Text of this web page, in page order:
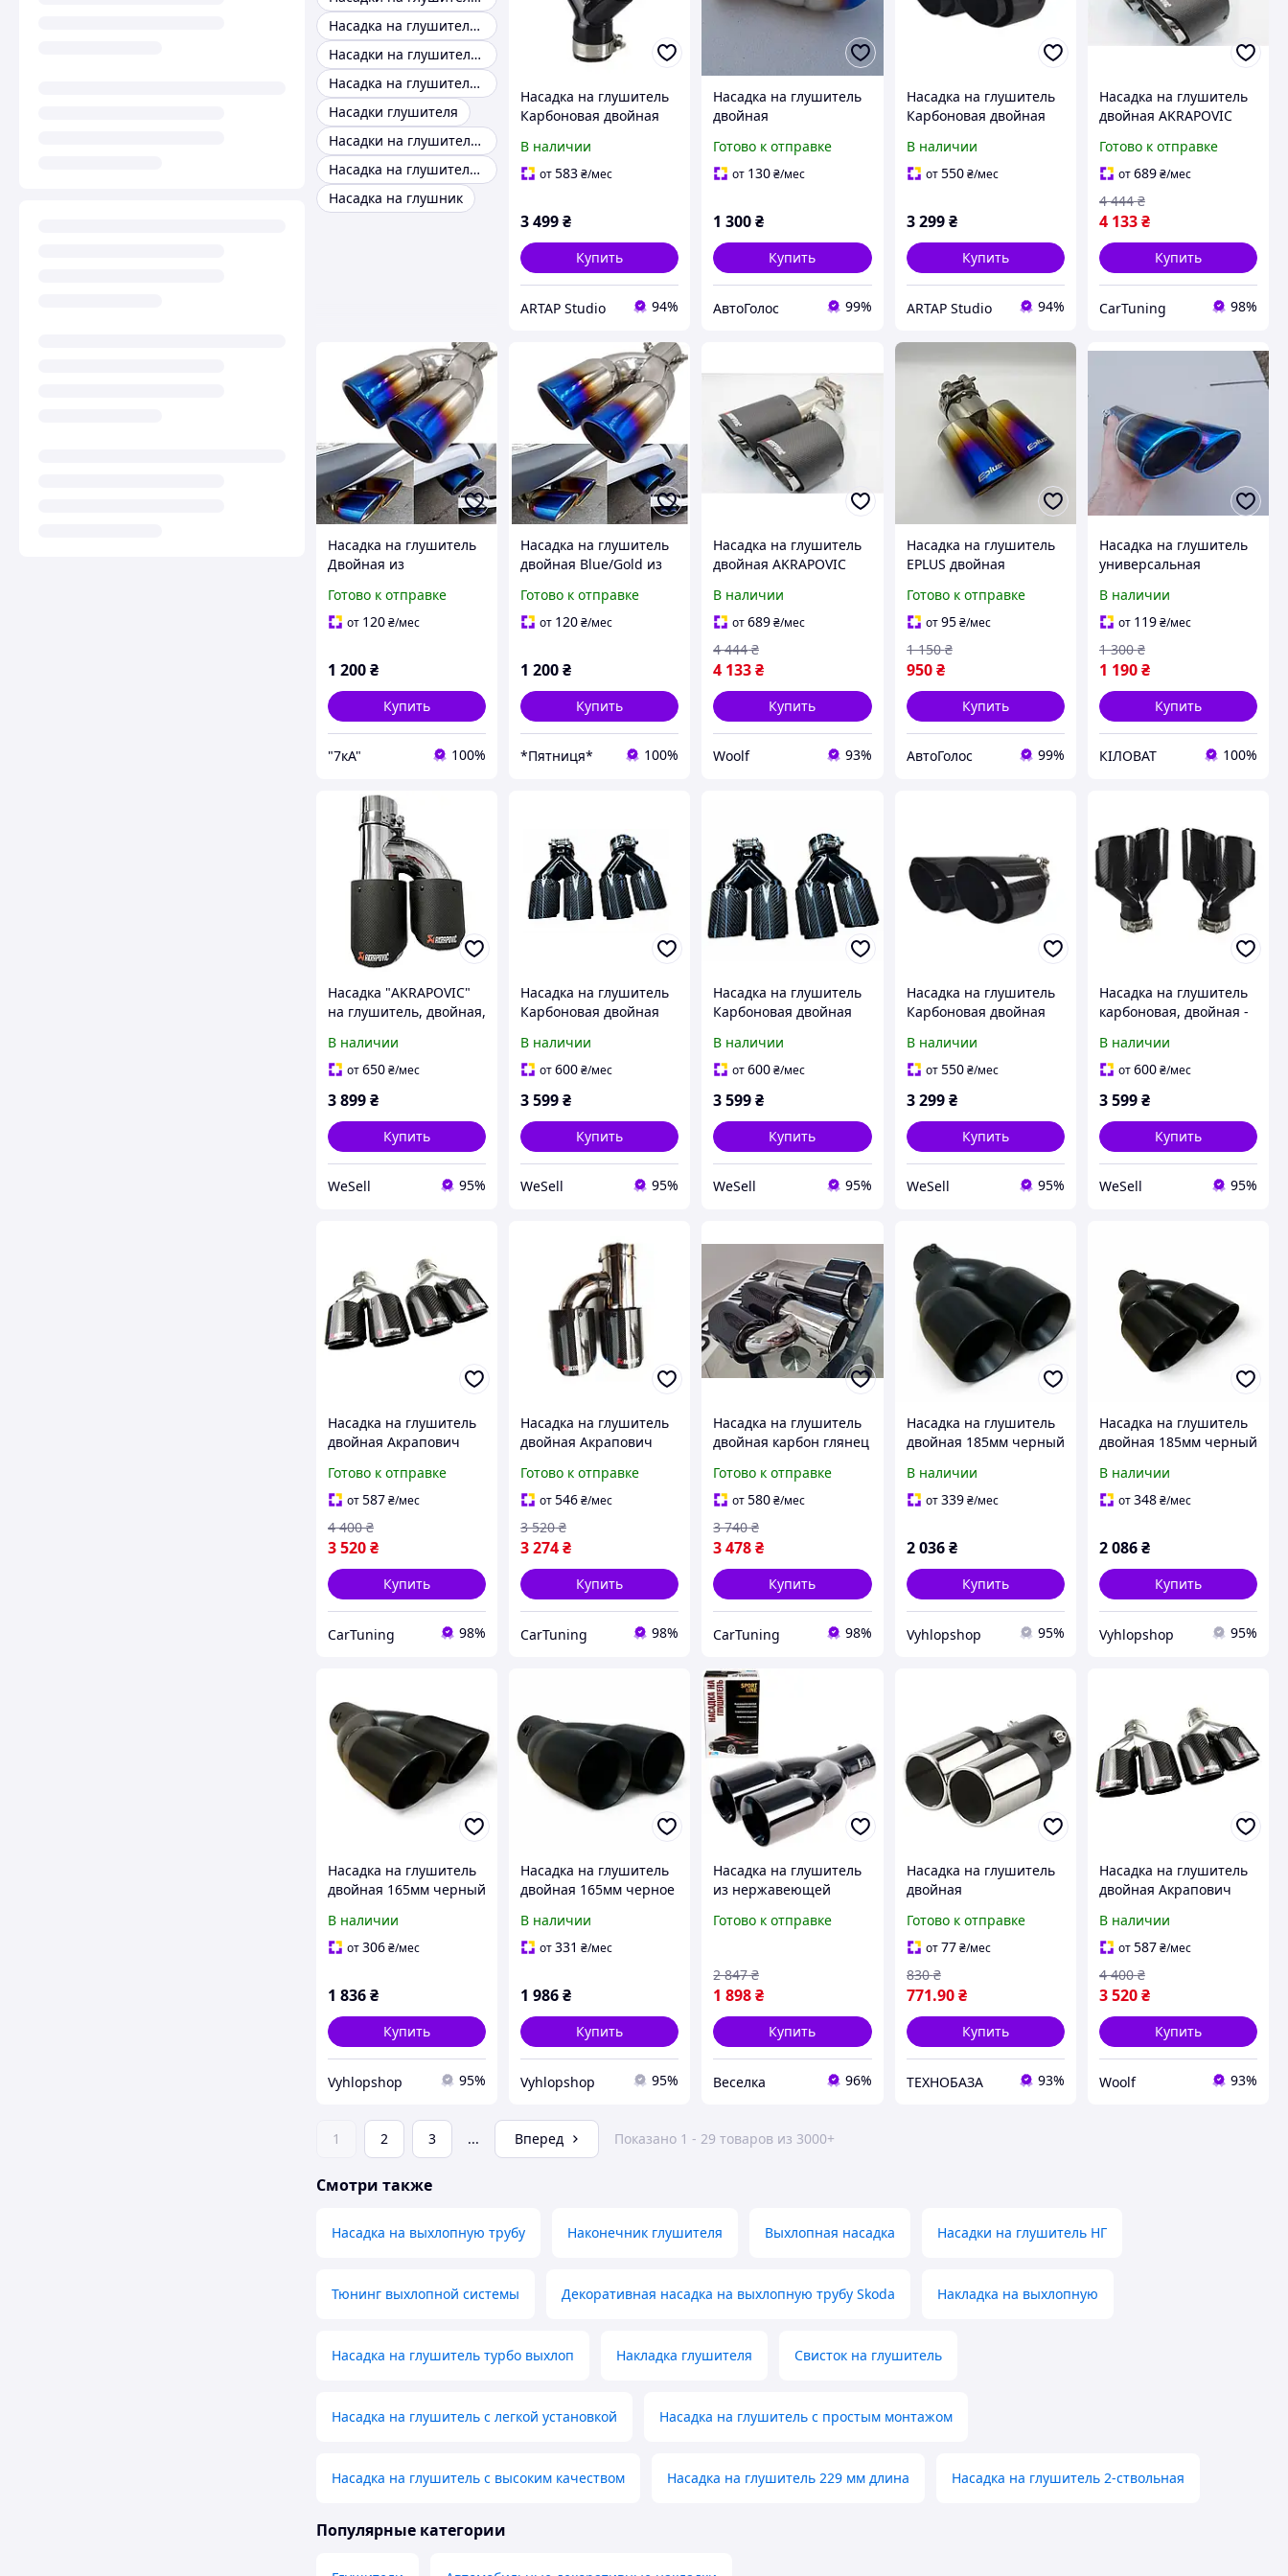
Насадка на глушитель изогнутая
Насадки на глушитель квадратные
Насадка на глушитель с басом
Насадки глушителя
Насадки на глушитель овальные
Насадка на глушитель 76мм
Насадка на глушник
Насадка на глушитель
Карбоновая двойная
Выход 76 мм Глянец
Правая
В наличии
от583₴/мес
3 499₴
Купить
ARTAP Studio 94%
Насадка на глушитель
двойная
63 мм нержавейка
Готово к отправке
от 130₴/мес
1 300₴
Купить
АвтоГолос 99%
Насадка на глушитель
Карбоновая двойная
Выход 89 мм Глянец
Левая
В наличии
от550 ₴/мес
3 299 ₴
Купить
ARTAP Studio 94%
Насадка на глушитель
двойная AKRAPOVIC
Готово к отправке
от689₴/мес
4 133₴
4 444 ₴
Купить
СarTuning 98%
Насадка на глушитель
Двойная из
Универсальная
Готово к отправке
от 120₴/мес
1 200₴
Купить
"7кА" 100%
Насадка на глушитель
двойная Blue/Gold из
(Y-type)
Готово к отправке
от 120₴/мес
1 200₴
Купить
*Пятниця* 100%
Насадка на глушитель
двойная AKRAPOVIC
В наличии
от689₴/мес
4 133₴
4 444 ₴
Купить
Woolf 93%
Насадка на глушитель
EPLUS двойная
Готово к отправке
от95 ₴/мес
950 ₴
1 150 ₴
Купить
АвтоГолос 99%
Насадка на глушитель
универсальная
нержавейка
В наличии
от 119₴/мес
1 190₴
1 300 ₴
Купить
КІЛОВАТ 100%
Насадка "AKRAPOVIC"
на глушитель, двойная,
мм, Правая (матовая))
В наличии
от650₴/мес
3 899₴
Купить
WeSell 95%
Насадка на глушитель
Карбоновая двойная
Выход 76 мм Глянец
Левая
В наличии
от600₴/мес
3 599₴
Купить
WeSell 95%
Насадка на глушитель
Карбоновая двойная
Выход 76 мм Глянец
Правая
В наличии
от600₴/мес
3 599₴
Купить
WeSell 95%
Насадка на глушитель
Карбоновая двойная
Выход 89 мм Глянец
Правая
В наличии
от550 ₴/мес
3 299 ₴
Купить
WeSell 95%
Насадка на глушитель
карбоновая, двойная -
89 мм, глянец, левая
В наличии
от600₴/мес
3 599₴
Купить
WeSell 95%
Насадка на глушитель
двойная Акрапович
Готово к отправке
от587₴/мес
3 520₴
4 400 ₴
Купить
СarTuning 98%
Насадка на глушитель
двойная Акрапович
Готово к отправке
от546₴/мес
3 274₴
3 520 ₴
Купить
СarTuning 98%
Насадка на глушитель
двойная карбон глянец
Готово к отправке
от580₴/мес
3 478₴
3 740 ₴
Купить
СarTuning 98%
Насадка на глушитель
двойная 185мм черный
В наличии
от339 ₴/мес
2 036 ₴
Купить
Vyhlopshop 95%
Насадка на глушитель
двойная 185мм черный
В наличии
от348₴/мес
2 086₴
Купить
Vyhlopshop 95%
Насадка на глушитель
двойная 165мм черный
В наличии
от306₴/мес
1 836₴
Купить
Vyhlopshop 95%
Насадка на глушитель
двойная 165мм черное
В наличии
от331 ₴/мес
1 986₴
Купить
Vyhlopshop 95%
Насадка на глушитель
из нержавеющей
230мм для улучшения
FLAME
Готово к отправке
1 898₴
2 847 ₴
Купить
Веселка 96%
Насадка на глушитель
двойная
ровной трубы на 2
выхода
Готово к отправке
от77 ₴/мес
771.90 ₴
830 ₴
Купить
ТЕХНОБАЗА 93%
Насадка на глушитель
двойная Акрапович
В наличии
от587₴/мес
3 520₴
4 400 ₴
Купить
Woolf 93%
1 2 3 ... Вперед Показано 1 - 29 товаров из 3000+
Смотри также
Насадка на выхлопную трубу Наконечник глушителя Выхлопная насадка Насадки на глушитель НГ
Тюнинг выхлопной системы Декоративная насадка на выхлопную трубу Skoda Накладка на выхлопную
Насадка на глушитель турбо выхлоп Накладка глушителя Свисток на глушитель
Насадка на глушитель с легкой установкой Насадка на глушитель с простым монтажом
Насадка на глушитель с высоким качеством Насадка на глушитель 229 мм длина Насадка на глушитель 2-ствольная
Популярные категории